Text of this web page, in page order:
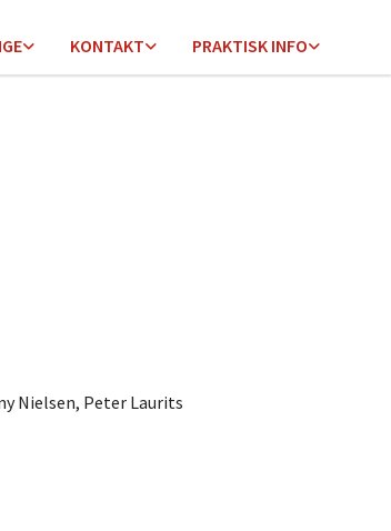
KONTAKT PRAKTISK INFO
Nielsen, Peter Laurits